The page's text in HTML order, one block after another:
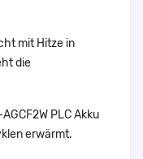
mit Hitze in
die
PLC Akku
erwärmt.